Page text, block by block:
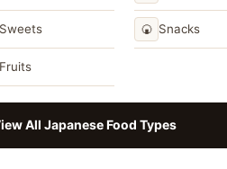
Sweets 🍘 Snacks
Fruits
All Japanese Food Types